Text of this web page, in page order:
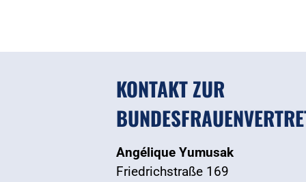
KONTAKT ZUR
Angélique Yumusak
Friedrichstraße 169